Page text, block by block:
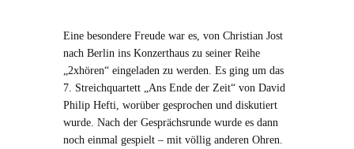
Eine besondere Freude war es, von Christian Jost
nach Berlin ins Konzerthaus zu seiner Reihe
„2xhören“ eingeladen zu werden. Es ging um das
7. Streichquartett „Ans Ende der Zeit“ von David
Philip Hefti, worüber gesprochen und diskutiert
wurde. Nach der Gesprächsrunde wurde es dann
noch einmal gespielt – mit völlig anderen Ohren.